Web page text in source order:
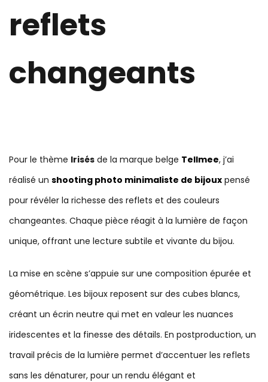
reflets
changeants
Pour le thème Irisés de la marque belge Tellmee, j’ai
réalisé un shooting photo minimaliste de bijoux pensé
pour révéler la richesse des reflets et des couleurs
changeantes. Chaque pièce réagit à la lumière de façon
unique, offrant une lecture subtile et vivante du bijou.
La mise en scène s’appuie sur une composition épurée et
géométrique. Les bijoux reposent sur des cubes blancs,
créant un écrin neutre qui met en valeur les nuances
iridescentes et la finesse des détails. En postproduction, un
travail précis de la lumière permet d’accentuer les reflets
sans les dénaturer, pour un rendu élégant et